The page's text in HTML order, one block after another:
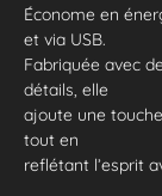
Économe en
et via USB.
Fabriquée avec
détails, elle
ajoute une
tout en
reflétant l’esprit